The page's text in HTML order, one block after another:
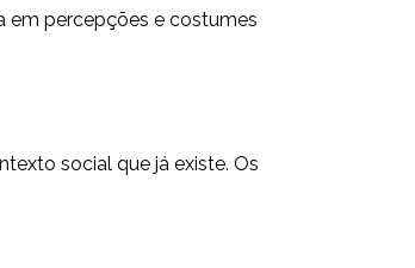
em percepções e costumes
social que já existe. Os